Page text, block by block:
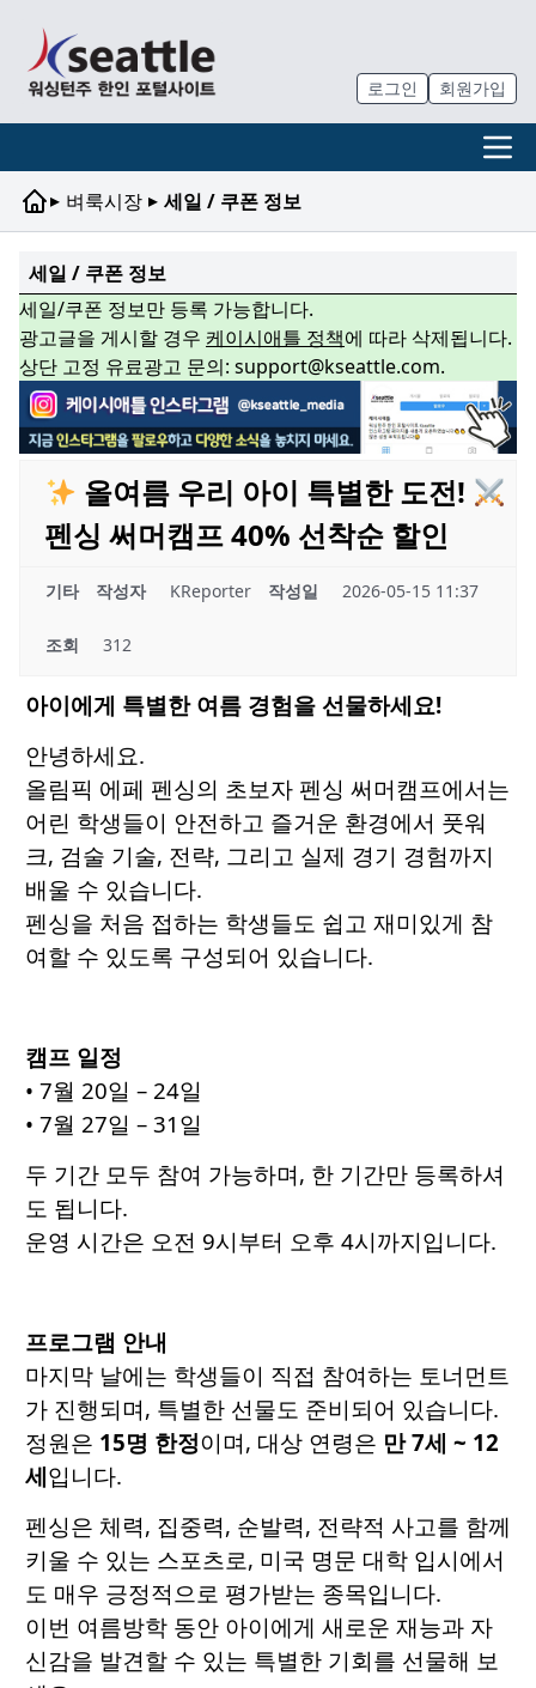
로그인 회원가입
▸ 벼룩시장 ▸ 세일 / 쿠폰 정보
세일 / 쿠폰 정보
세일/쿠폰 정보만 등록 가능합니다.
광고글을 게시할 경우 케이시애틀 정책에 따라 삭제됩니다.
상단 고정 유료광고 문의: support@kseattle.com.
올여름 우리 아이 특별한 도전!
펜싱 써머캠프 40% 선착순 할인
기타 작성자 KReporter 작성일 2026-05-15 11:37
조회 312
아이에게 특별한 여름 경험을 선물하세요!
안녕하세요.
올림픽 에페 펜싱의 초보자 펜싱 써머캠프에서는
어린 학생들이 안전하고 즐거운 환경에서 풋워
크, 검술 기술, 전략, 그리고 실제 경기 경험까지
배울 수 있습니다.
펜싱을 처음 접하는 학생들도 쉽고 재미있게 참
여할 수 있도록 구성되어 있습니다.
캠프 일정
• 7월 20일 – 24일
• 7월 27일 – 31일
두 기간 모두 참여 가능하며, 한 기간만 등록하셔
도 됩니다.
운영 시간은 오전 9시부터 오후 4시까지입니다.
프로그램 안내
마지막 날에는 학생들이 직접 참여하는 토너먼트
가 진행되며, 특별한 선물도 준비되어 있습니다.
정원은 15명 한정이며, 대상 연령은 만 7세 ~ 12
세입니다.
펜싱은 체력, 집중력, 순발력, 전략적 사고를 함께
키울 수 있는 스포츠로, 미국 명문 대학 입시에서
도 매우 긍정적으로 평가받는 종목입니다.
이번 여름방학 동안 아이에게 새로운 재능과 자
신감을 발견할 수 있는 특별한 기회를 선물해 보